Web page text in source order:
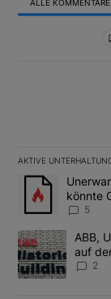
ALLE KOMMENTARE
AKTIVE
Das Folgende
Ein
könnte
5
Ein Trendartikel
ABB,
auf
2